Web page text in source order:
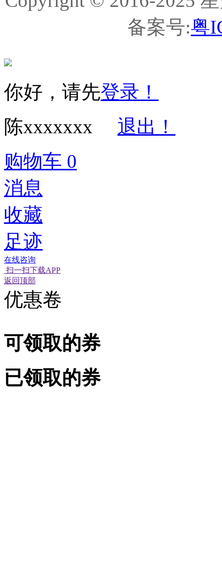
备案号:粤
你好，请先登录！
陈xxxxxxx
退出！
购物车 0
消息
收藏
足迹
在线咨询
扫一扫下载APP
返回顶部
优惠卷
可领取的券
已领取的券